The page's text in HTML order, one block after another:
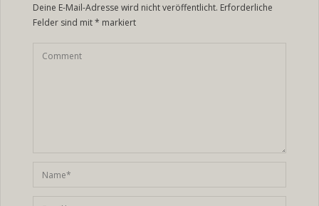
Deine E-Mail-Adresse wird nicht veröffentlicht. Erforderliche
Felder sind mit* markiert